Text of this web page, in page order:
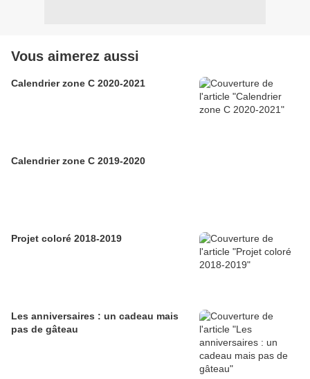
Vous aimerez aussi
Calendrier zone C 2020-2021
Calendrier zone C 2019-2020
Projet coloré 2018-2019
Les anniversaires : un cadeau mais
pas de gâteau